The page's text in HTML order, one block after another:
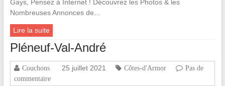
Gays, Pensez à Internet ! Découvrez les Photos & les
Nombreuses Annonces de…
Lire la suite
Pléneuf-Val-André
Couchons 25 juillet 2021 Côtes-d'Armor
Pas de
commentaire